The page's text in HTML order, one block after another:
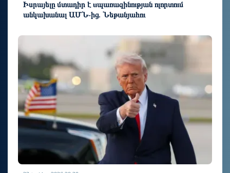
Իսրայելը մտադիր է uպառազինության ոլորտում
անկախանալ ԱՄՆ-ից. Նեթանյահու